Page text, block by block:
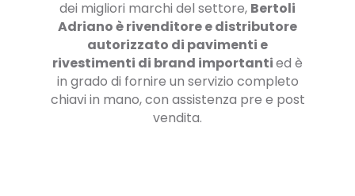
dei migliori marchi del settore, Bertoli
Adriano è rivenditore e distributore
autorizzato di pavimenti e
rivestimenti di brand importantied è
in grado di fornire un servizio completo
chiavi in mano, con assistenza pre e post
vendita.